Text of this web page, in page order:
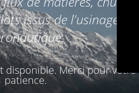
issus de l'usinage
disponible. Merci pour votre
patience.